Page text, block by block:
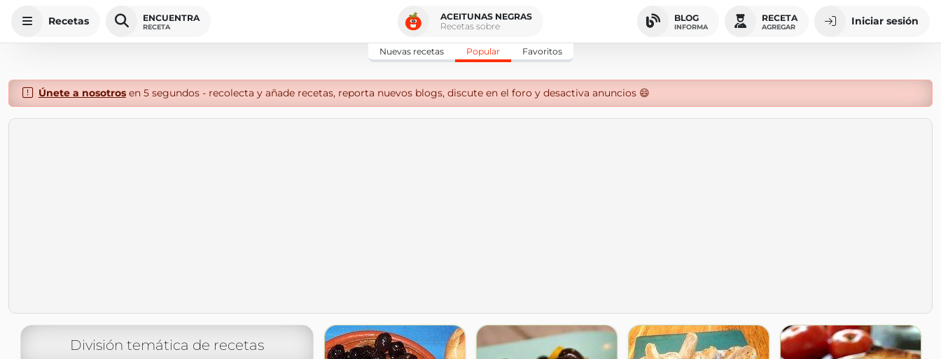
Recetas ENCUENTRA
RECETA
ACEITUNAS NEGRAS
Recetas sobre
BLOG
INFORMA
RECETA
AGREGAR Iniciar sesión
Nuevas recetas Popular Favoritos
Únete a nosotrosen 5 segundos - recolecta y añade recetas, reporta nuevos blogs, discute en el foro y desactiva anuncios 😄
División temática de recetas